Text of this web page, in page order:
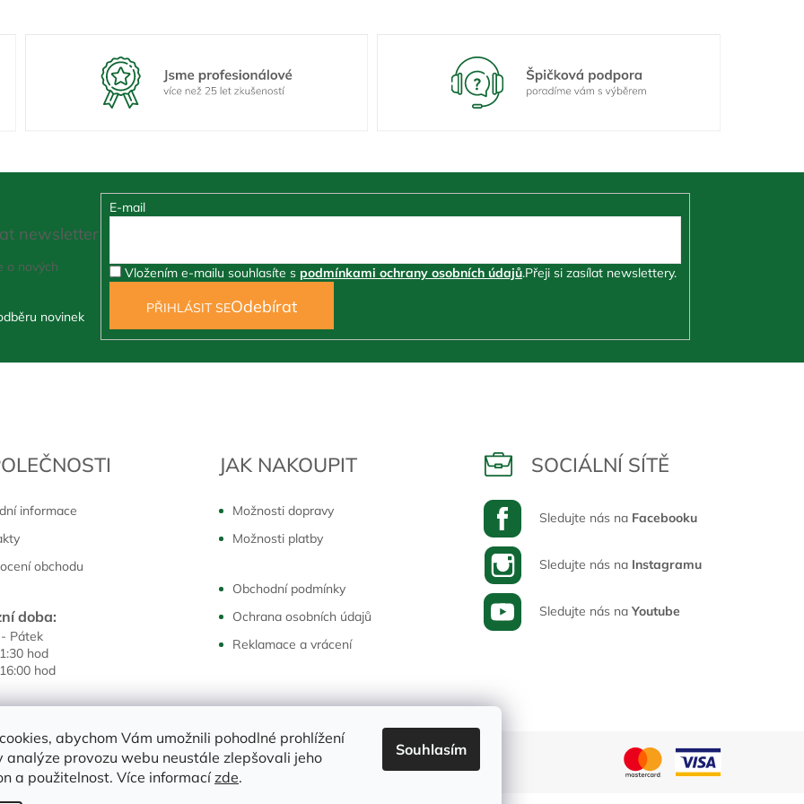
abychom Vám umožnili pohodlné prohlížení
analýze provozu webu neustále zlepšovali jeho
a použitelnost. Více informacízde.
Souhlasím
informace
obchodu
doba:
Pátek
hod
hod
JAK NAKOUPIT
Možnosti dopravy
Možnosti platby
Obchodní podmínky
Ochrana osobních údajů
Reklamace a vrácení
SOCIÁLNÍ SÍTĚ
Sledujte nás na Facebooku
Sledujte nás na Instagramu
Sledujte nás na Youtube
newsletter
o nových
E-mail
Vložením e-mailu souhlasíte s podmínkami ochrany osobních údajů.Přeji si zasílat newslettery.
PŘIHLÁSIT SE